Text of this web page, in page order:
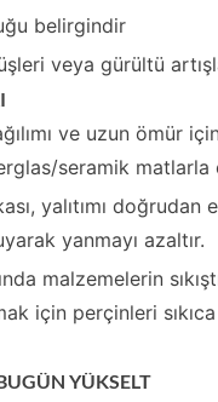
belirgindir
veya gürültü
ve uzun ömür
seramik matlarla
yalıtımı doğrudan
yanmayı azaltır.
malzemelerin
için perçinleri
YÜKSELT